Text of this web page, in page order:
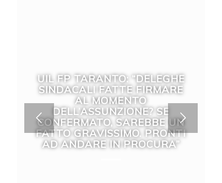
EX ILVA, LA UIL TARANTO AL
FIANCO DEI METALMECCANICI:
“SERVONO SCELTE IMMEDIATE
PER TUTELARE LAVORO,
AMBIENTE E FUTURO DELLA
CITTÀ”